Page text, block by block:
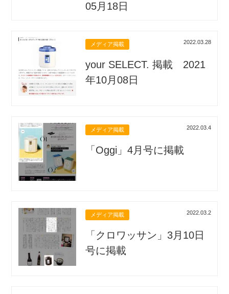
05月18日
メディア掲載 2022.03.28
your SELECT. 掲載 2021
年10月08日
メディア掲載 2022.03.4
「Oggi」4月号に掲載
メディア掲載 2022.03.2
「クロワッサン」3月10日
号に掲載